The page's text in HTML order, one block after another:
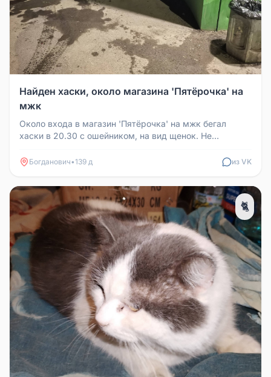
Найден хаски, около магазина 'Пятёрочка' на
мжк
Около входа в магазин 'Пятёрочка' на мжк бегал
хаски в 20.30 с ошейником, на вид щенок. Не
Богданович•139 д из VK
🐈